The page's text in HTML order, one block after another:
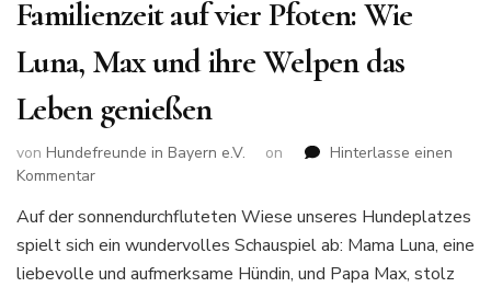
Familienzeit auf vier Pfoten: Wie
Luna, Max und ihre Welpen das
Leben genießen
von Hundefreunde in Bayern e.V. on
Hinterlasse einen
Kommentarzu
auf
vier
Pfoten:
Auf der sonnendurchfluteten Wiese unseres Hundeplatzes
spielt sich ein wundervolles Schauspiel ab: Mama Luna, eine
liebevolle und aufmerksame Hündin, und Papa Max, stolz